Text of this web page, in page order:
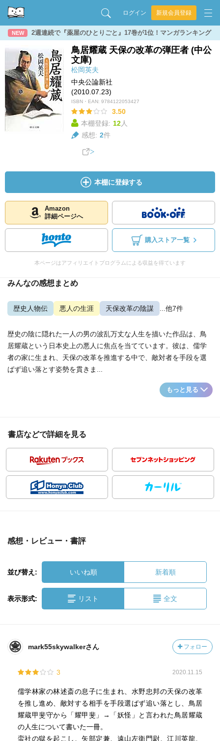
ログイン 新規会員登録
NEW 2週連続で『薬屋のひとりごと』17巻が1位！マンガランキング
鳥居耀蔵 天保の改革の弾圧者 (中公
文庫)
松岡英夫
中央公論新社
(2010.07.23)
ISBN・EAN: 9784122053427
3.50
本棚登録: 12人
感想: 2件
本棚に登録する
Amazon
詳細ページへ
購入ストア一覧
本ページはアフィリエイトプログラムによる収益を得ています
みんなの感想まとめ
歴史人物伝 悪人の生涯 天保改革の陰謀 ...他7件
歴史の陰に隠れた一人の男の波乱万丈な人生を描いた作品は、鳥
居耀蔵という日本史上の悪人に焦点を当てています。彼は、儒学
者の家に生まれ、天保の改革を推進する中で、敵対者を手段を選
ばず追い落とす姿勢を貫きま...
もっと見る
書店などで詳細を見る
感想・レビュー・書評
並び替え: いいね順 新着順
表示形式: リスト 全文
mark55skywalkerさん フォロー
3 2020.11.15
儒学林家の林述斎の息子に生まれ、水野忠邦の天保の改革
を推し進め、敵対する相手を手段選ばず追い落とし、鳥居
耀蔵甲斐守から「耀甲斐」→「妖怪」と言われた鳥居耀蔵
の人生について書いた一冊。
蛮社の獄を起こし、矢部定兼、遠山左衛門尉、江川英龍、